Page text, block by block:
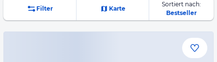
Filter Karte
Sortiert nach:
Bestseller